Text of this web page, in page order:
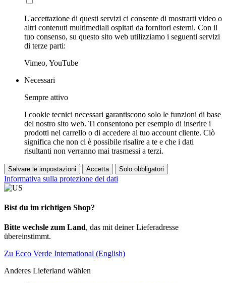
L'accettazione di questi servizi ci consente di mostrarti video o
altri contenuti multimediali ospitati da fornitori esterni. Con il
tuo consenso, su questo sito web utilizziamo i seguenti servizi
di terze parti:
Vimeo, YouTube
Necessari
Sempre attivo
I cookie tecnici necessari garantiscono solo le funzioni di base
del nostro sito web. Ti consentono per esempio di inserire i
prodotti nel carrello o di accedere al tuo account cliente. Ciò
significa che non ci è possibile risalire a te e che i dati
risultanti non verranno mai trasmessi a terzi.
Salvare le impostazioni Accetta Solo obbligatori
Informativa sulla protezione dei dati
Bist du im richtigen Shop?
Bitte wechsle zum Land, das mit deiner Lieferadresse
übereinstimmt.
Zu Ecco Verde International (English)
Anderes Lieferland wählen